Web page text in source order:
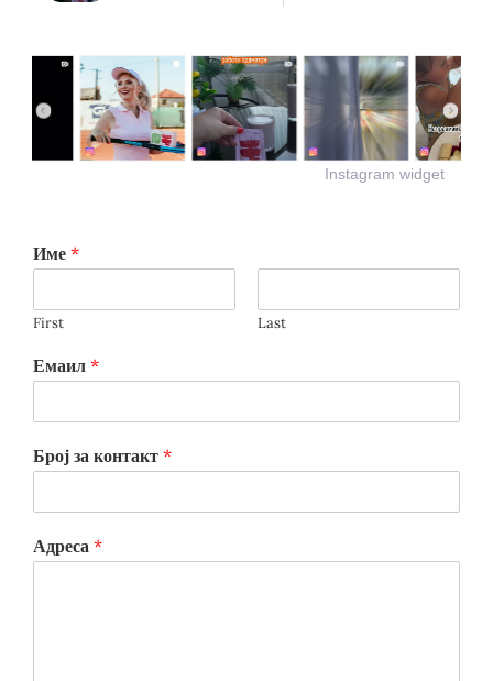
Instagram widget
Име *
First Last
Емаил *
Број за контакт *
Адреса *